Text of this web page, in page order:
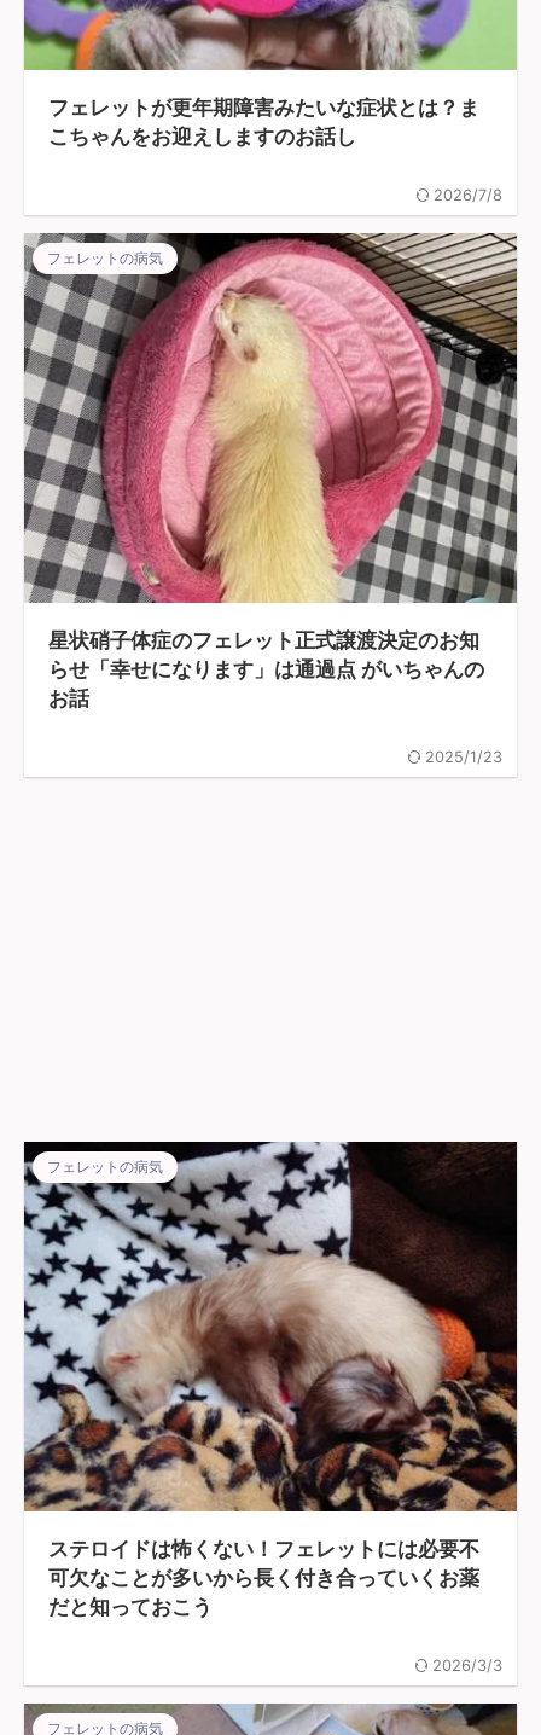
フェレットが更年期障害みたいな症状とは？ま
こちゃんをお迎えしますのお話し
2026/7/8
フェレットの病気
星状硝子体症のフェレット正式譲渡決定のお知
らせ「幸せになります」は通過点 がいちゃんの
お話
2025/1/23
フェレットの病気
ステロイドは怖くない！フェレットには必要不
可欠なことが多いから長く付き合っていくお薬
だと知っておこう
2026/3/3
フェレットの病気